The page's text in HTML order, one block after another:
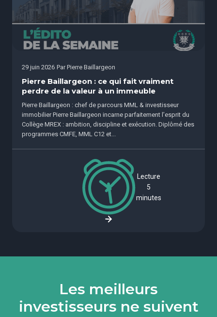
29 juin 2026 Par Pierre Baillargeon
Pierre Baillargeon : ce qui fait vraiment
perdre de la valeur à un immeuble
Pierre Baillargeon : chef de parcours MML & investisseur
immobilier Pierre Baillargeon incarne parfaitement l’esprit du
Collège MREX : ambition, discipline et exécution. Diplômé des
programmes CMFE, MML C12 et...
Lecture
5
minutes
Les meilleurs
investisseurs ne suivent